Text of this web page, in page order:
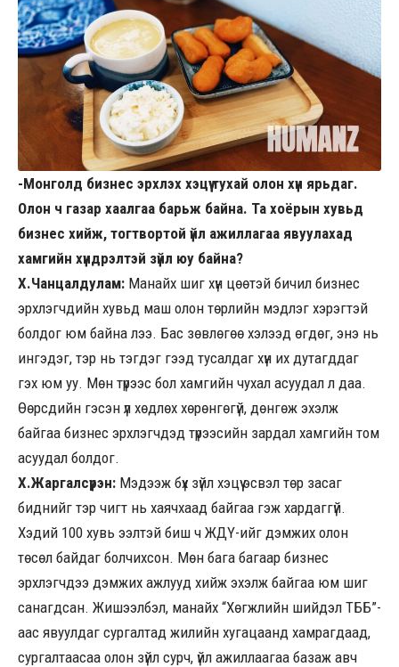
-Монголд бизнес эрхлэх хэцүү тухай олон хүн ярьдаг.
Олон ч газар хаалгаа барьж байна. Та хоёрын хувьд
бизнес хийж, тогтвортой үйл ажиллагаа явуулахад
хамгийн хүндрэлтэй зүйл юу байна?
Х.Чанцалдулам: Манайх шиг хүн цөөтэй бичил бизнес
эрхлэгчдийн хувьд маш олон төрлийн мэдлэг хэрэгтэй
болдог юм байна лээ. Бас зөвлөгөө хэлээд өгдөг, энэ нь
ингэдэг, тэр нь тэгдэг гээд тусалдаг хүн их дутагддаг
гэх юм уу. Мөн түрээс бол хамгийн чухал асуудал л даа.
Өөрсдийн гэсэн үл хөдлөх хөрөнгөгүй, дөнгөж эхэлж
байгаа бизнес эрхлэгчдэд түрээсийн зардал хамгийн том
асуудал болдог.
Х.Жаргалсүрэн: Мэдээж бүх зүйл хэцүү эсвэл төр засаг
биднийг тэр чигт нь хаячхаад байгаа гэж хардаггүй.
Хэдий 100 хувь ээлтэй биш ч ЖДҮ-ийг дэмжих олон
төсөл байдаг болчихсон. Мөн бага багаар бизнес
эрхлэгчдээ дэмжих ажлууд хийж эхэлж байгаа юм шиг
санагдсан. Жишээлбэл, манайх “Хөгжлийн шийдэл ТББ”-
аас явуулдаг сургалтад жилийн хугацаанд хамрагдаад,
сургалтаасаа олон зүйл сурч, үйл ажиллаагаа базаж авч